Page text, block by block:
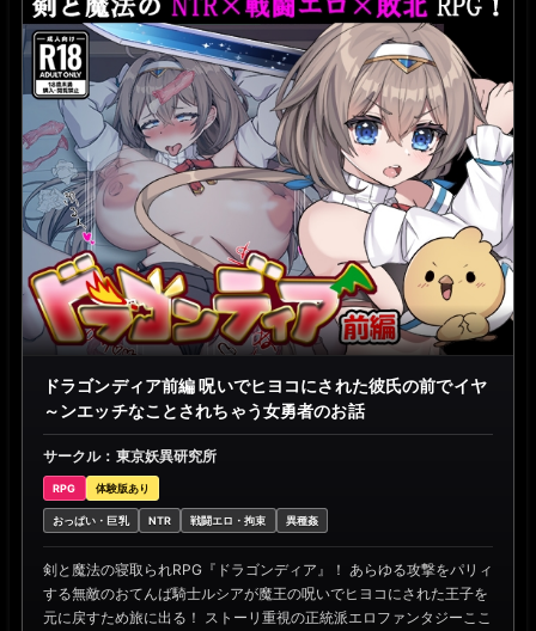
ドラゴンディア前編 呪いでヒヨコにされた彼氏の前でイヤ
～ンエッチなことされちゃう女勇者のお話
サークル：東京妖異研究所
RPG 体験版あり
おっぱい・巨乳 NTR 戦闘エロ・拘束 異種姦
剣と魔法の寝取られRPG『ドラゴンディア』！ あらゆる攻撃をパリィ
する無敵のおてんば騎士ルシアが魔王の呪いでヒヨコにされた王子を
元に戻すため旅に出る！ ストーリ重視の正統派エロファンタジーここ